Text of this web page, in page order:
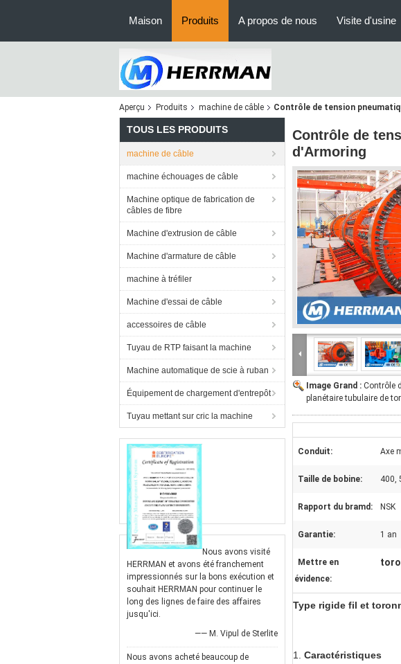
Maison Produits A propos de nous Visite d'usine
Aperçu Produits machine de câble Contrôle de tension
TOUS LES PRODUITS
machine de câble
machine échouages de câble
Machine optique de fabrication de
câbles de fibre
Machine d'extrusion de câble
Machine d'armature de câble
machine à tréfiler
Machine d'essai de câble
accessoires de câble
Tuyau de RTP faisant la machine
Machine automatique de scie à ruban
Équipement de chargement d'entrepôt
Tuyau mettant sur cric la machine
Nous avons visité
HERRMAN et avons été franchement
impressionnés sur la bons exécution et
souhait HERRMAN pour continuer le
long des lignes de faire des affaires
jusqu'ici.
—— M. Vipul de Sterlite
Nous avons acheté beaucoup de
Contrôle de
d'Armoring
Image Grand : Contrôle
planétaire tubulaire de
Conduit: Axe
Taille de bobine: 400,
Rapport du bramd: NSK
Garantie: 1 an
Mettre en
évidence:
Type rigide fil et
1. Caractéristiques